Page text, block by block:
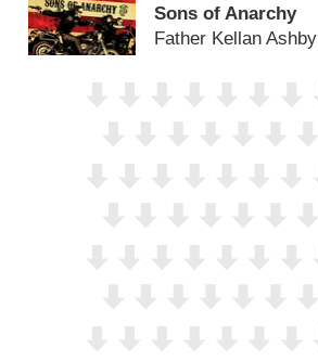
Sons of Anarchy
Father Kellan Ashby